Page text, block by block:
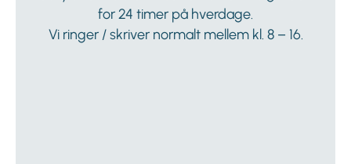
for 24 timer på hverdage.
Vi ringer / skriver normalt mellem kl. 8 – 16.